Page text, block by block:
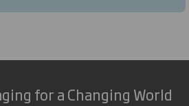
for a Changing World